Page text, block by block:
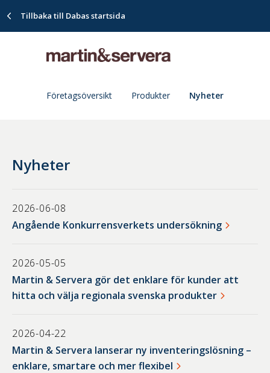
Tillbaka till Dabas startsida
Företagsöversikt Produkter Nyheter
Nyheter
2026-06-08
Angående Konkurrensverkets undersökning
2026-05-05
Martin & Servera gör det enklare för kunder att
hitta och välja regionala svenska produkter
2026-04-22
Martin & Servera lanserar ny inventeringslösning –
enklare, smartare och mer flexibel